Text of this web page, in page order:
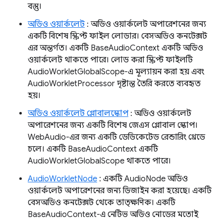
বস্তু।
অডিও ওয়ার্কলেট: অডিও ওয়ার্কলেট অপারেশনের জন্য
একটি বিশেষ স্ক্রিপ্ট ফাইল লোডার। বেসঅডিও কনটেক্সট
এর অন্তর্গত। একটি BaseAudioContext একটি অডিও
ওয়ার্কলেট থাকতে পারে। লোড করা স্ক্রিপ্ট ফাইলটি
AudioWorkletGlobalScope-এ মূল্যায়ন করা হয় এবং
AudioWorkletProcessor দৃষ্টান্ত তৈরি করতে ব্যবহৃত
হয়।
অডিও ওয়ার্কলেট গ্লোবালস্কোপ: অডিও ওয়ার্কলেট
অপারেশনের জন্য একটি বিশেষ জেএস গ্লোবাল স্কোপ।
WebAudio-এর জন্য একটি ডেডিকেটেড রেন্ডারিং থ্রেডে
চলে। একটি BaseAudioContext একটি
AudioWorkletGlobalScope থাকতে পারে।
AudioWorkletNode : একটি AudioNode অডিও
ওয়ার্কলেট অপারেশনের জন্য ডিজাইন করা হয়েছে। একটি
বেসঅডিও কনটেক্সট থেকে তাত্ক্ষণিক। একটি
BaseAudioContext-এ নেটিভ অডিও নোডের মতোই